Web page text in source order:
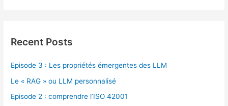
Recent Posts
Episode 3 : Les propriétés émergentes des LLM
Le « RAG » ou LLM personnalisé
Episode 2 : comprendre l’ISO 42001